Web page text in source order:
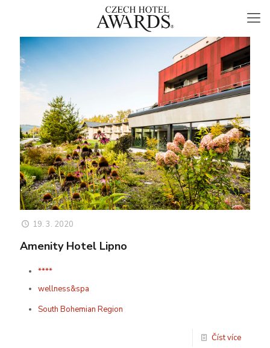
19. 3. 2020
Amenity Hotel Lipno
****
wellness&spa
South Bohemian Region
Číst více